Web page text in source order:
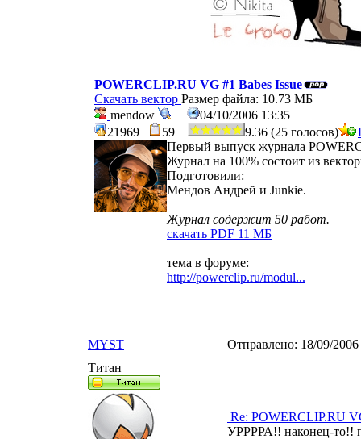
POWERCLIP.RU VG #1 Babes Issue
Скачать вектор Размер файла: 10.73 МБ
mendow
04/10/2006 13:35
21969
59 9.36 (25 голосов)
Первый выпуск журнала
Журнал на 100% состоит из
Подготовили:
Мендов Андрей и Junkie.
Журнал содержит 50 работ.
скачать PDF 11 МБ
тема в форуме:
http://powerclip.ru/modul...
MYST Отправлено: 18/09/
Титан
Re: POWERCLIP.RU
УРРРРА!! наконец-то!!